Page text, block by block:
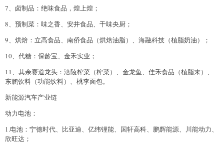
7、卤制品：绝味食品，煌上煌；
8、预制菜：味之香、安井食品、千味央厨；
9、烘焙：立高食品、南侨食品（烘焙油脂）、海融科技（植脂奶油）；
10、代糖：保龄宝、金禾实业；
11、其余赛道龙头：涪陵榨菜（榨菜）、金龙鱼、佳禾食品（植脂末）、
东鹏饮料（功能饮料）、桃李面包。
新能源汽车产业链
动力电池：
1.电池：宁德时代、比亚迪、亿纬锂能、国轩高科、鹏辉能源、川能动力、
欣旺达；